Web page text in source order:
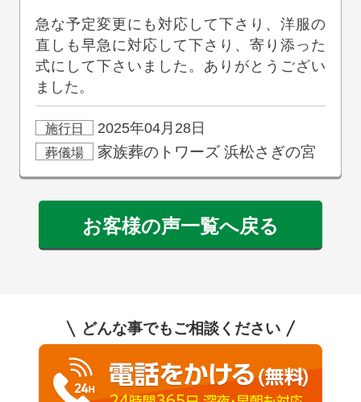
施行日 2025年04月28日
急な予定変更にも対応して下さり、洋服の
直しも早急に対応して下さり、寄り添った
式にして下さいました。ありがとうござい
ました。
葬儀場 家族葬のトワーズ 浜松さぎの宮
お客様の声一覧へ戻る
どんな事でもご相談ください